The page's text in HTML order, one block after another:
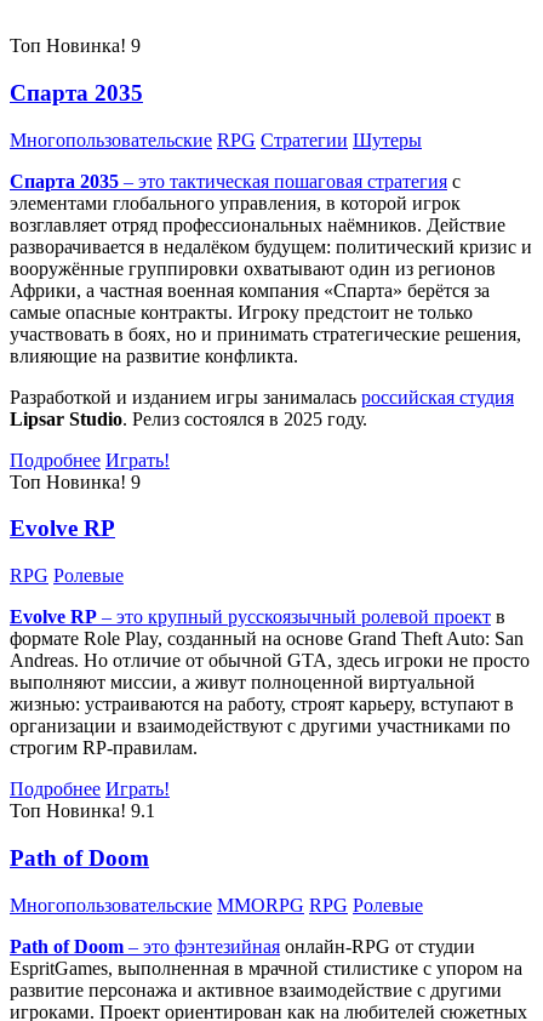
Топ Новинка! 9
Спарта 2035
Многопользовательские RPG Стратегии Шутеры
Спарта 2035 – это тактическая пошаговая стратегия с
элементами глобального управления, в которой игрок
возглавляет отряд профессиональных наёмников. Действие
разворачивается в недалёком будущем: политический кризис и
вооружённые группировки охватывают один из регионов
Африки, а частная военная компания «Спарта» берётся за
самые опасные контракты. Игроку предстоит не только
участвовать в боях, но и принимать стратегические решения,
влияющие на развитие конфликта.
Разработкой и изданием игры занималась российская студия
Lipsar Studio. Релиз состоялся в 2025 году.
Подробнее Играть!
Топ Новинка! 9
Evolve RP
RPG Ролевые
Evolve RP – это крупный русскоязычный ролевой проект в
формате Role Play, созданный на основе Grand Theft Auto: San
Andreas. Но отличие от обычной GTA, здесь игроки не просто
выполняют миссии, а живут полноценной виртуальной
жизнью: устраиваются на работу, строят карьеру, вступают в
организации и взаимодействуют с другими участниками по
строгим RP-правилам.
Подробнее Играть!
Топ Новинка! 9.1
Path of Doom
Многопользовательские MMORPG RPG Ролевые
Path of Doom – это фэнтезийная онлайн-RPG от студии
EspritGames, выполненная в мрачной стилистике с упором на
развитие персонажа и активное взаимодействие с другими
игроками. Проект ориентирован как на любителей сюжетных